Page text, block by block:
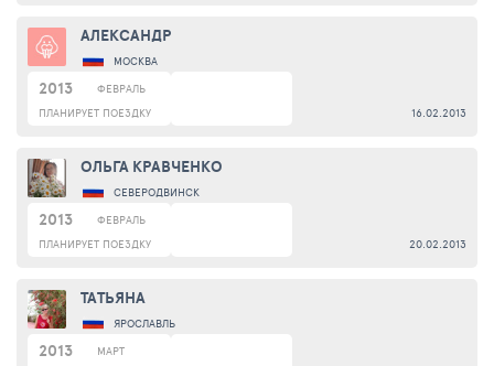
АЛЕКСАНДР
МОСКВА
2013
ФЕВРАЛЬ
ПЛАНИРУЕТ ПОЕЗДКУ
16.02.2013
ОЛЬГА КРАВЧЕНКО
СЕВЕРОДВИНСК
2013
ФЕВРАЛЬ
ПЛАНИРУЕТ ПОЕЗДКУ
20.02.2013
ТАТЬЯНА
ЯРОСЛАВЛЬ
2013
МАРТ